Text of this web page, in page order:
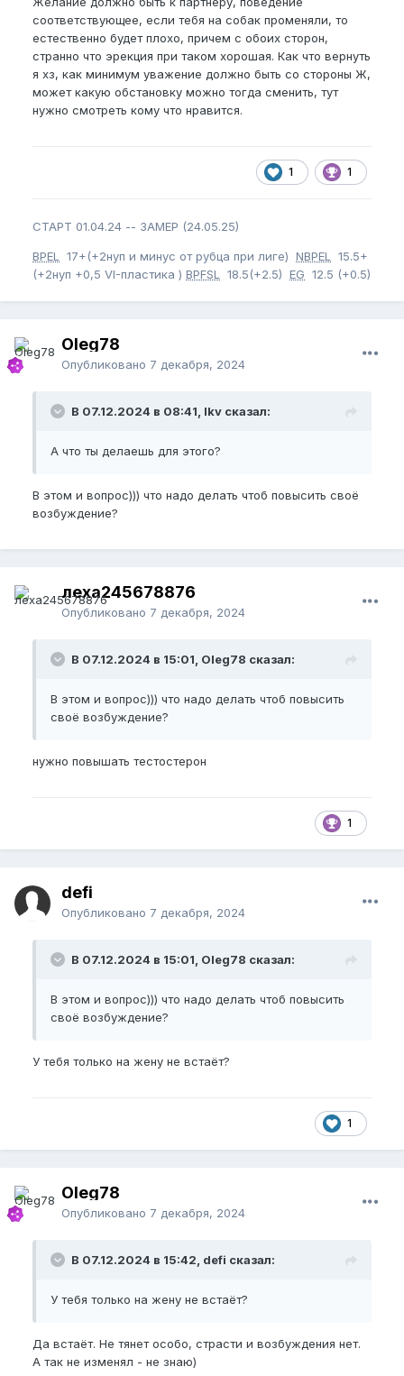
соответствующее, если тебя на собак променяли, то
естественно будет плохо, причем с обоих сторон,
странно что эрекция при таком хорошая. Как что вернуть
я хз, как минимум уважение должно быть со стороны Ж,
может какую обстановку можно тогда сменить, тут
нужно смотреть кому что нравится.
1 1
СТАРТ 01.04.24 -- ЗАМЕР (24.05.25)
BPEL 17+(+2нуп и минус от рубца при лиге) NBPEL
15.5+
(+2нуп +0,5 VI-пластика ) BPFSL 18.5(+2.5) EG 12.5 (+0.5)
Oleg78
Опубликовано 7 декабря, 2024
В 07.12.2024 в 08:41, lkv сказал:
А что ты делаешь для этого?
В этом и вопрос))) что надо делать чтоб повысить своё
возбуждение?
леха245678876
Опубликовано 7 декабря, 2024
В 07.12.2024 в 15:01, Oleg78 сказал:
В этом и вопрос))) что надо делать чтоб повысить
своё возбуждение?
нужно повышать тестостерон
1
defi
Опубликовано 7 декабря, 2024
В 07.12.2024 в 15:01, Oleg78 сказал:
В этом и вопрос))) что надо делать чтоб повысить
своё возбуждение?
У тебя только на жену не встаёт?
1
Oleg78
Опубликовано 7 декабря, 2024
В 07.12.2024 в 15:42, defi сказал:
У тебя только на жену не встаёт?
Да встаёт. Не тянет особо, страсти и возбуждения нет.
А так не изменял - не знаю)